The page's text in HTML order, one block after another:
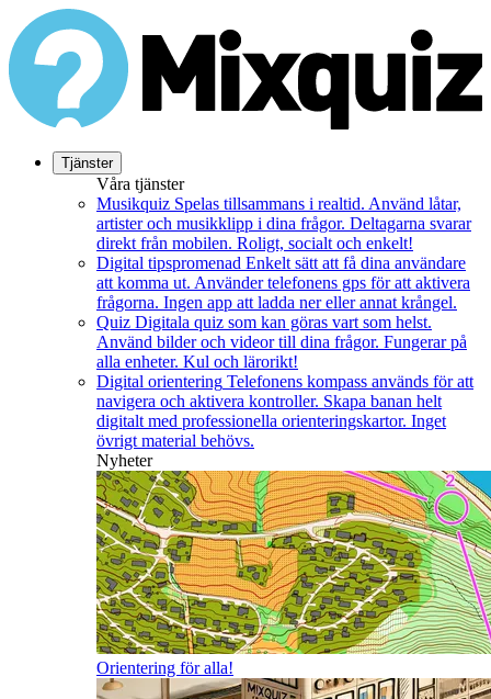
Tjänster
Våra tjänster
Musikquiz Spelas tillsammans i realtid. Använd låtar,
artister och musikklipp i dina frågor. Deltagarna svarar
direkt från mobilen. Roligt, socialt och enkelt!
Digital tipspromenad Enkelt sätt att få dina användare
att komma ut. Använder telefonens gps för att aktivera
frågorna. Ingen app att ladda ner eller annat krångel.
Quiz Digitala quiz som kan göras vart som helst.
Använd bilder och videor till dina frågor. Fungerar på
alla enheter. Kul och lärorikt!
Digital orientering Telefonens kompass används för att
navigera och aktivera kontroller. Skapa banan helt
digitalt med professionella orienteringskartor. Inget
övrigt material behövs.
Nyheter
Orientering för alla!